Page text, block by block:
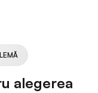
alegerea